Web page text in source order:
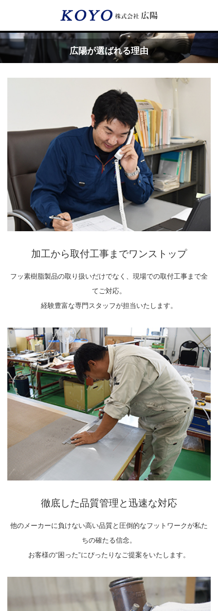
広陽が選ばれる理由
加工から取付工事までワンストップ
フッ素樹脂製品の取り扱いだけでなく、現場での取付工事まで全
てご対応。
経験豊富な専門スタッフが担当いたします。
徹底した品質管理と迅速な対応
他のメーカーに負けない高い品質と圧倒的なフットワークが私た
ちの確たる信念。
お客様の“困った”にぴったりなご提案をいたします。
Menu
HOME
サービス内容
フッ素樹脂コーティング
フッ素樹脂ベルト
取付工事・メンテナンス
販売製品
よくある質問
納品までの流れ
会社案内/カタログ
会社案内カタログ（PDF）
カビこんコートカタログ（PDF）
カビこんばいカタログ（PDF）
MFライニングカタログ（PDF）
ガラスクロスHT-FLカタログ（PDF）
お問合わせ
最近の記事
2023.10.20
型ベルトコンベアでも使用可能なフッ
2022.6.20
今回ご紹介するのは、交換が楽なシー
トタイプのコンベアーベルトです。ベ
ルトの繋ぎ…
2022.6.12
MFテープ剥離試験①内容機材SUS304
を固定し、テスト機材を引張り試験機
にか…
2022.6.10
今、結露、湿気などの問い合わせが増
えています。今一番多い問い合わせ
2022.6.6
場合、静電気により塗料に引火し火災
が発生する…